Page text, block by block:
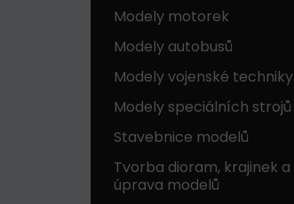
Modely motorek
Modely autobusů
Modely vojenské techniky
Modely speciálních strojů
Stavebnice modelů
Tvorba dioram, krajinek a
úprava modelů